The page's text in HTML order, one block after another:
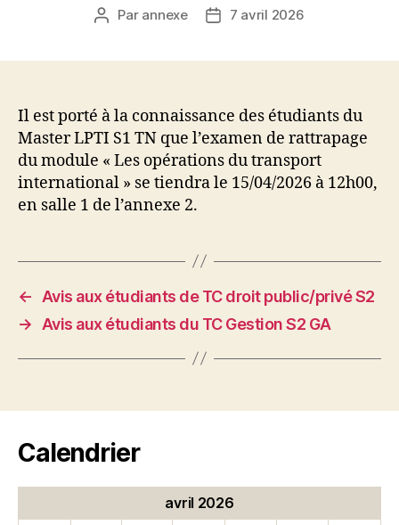
Auteur
Par annexe
Date7 avril 2026
Il est porté à la connaissance des étudiants du
Master LPTI S1 TN que l’examen de rattrapage
du module « Les opérations du transport
international » se tiendra le 15/04/2026 à 12h00,
en salle 1 de l’annexe 2.
←
Avis aux étudiants de TC droit public/privé S2
→
Avis aux étudiants du TC Gestion S2 GA
Calendrier
avril 2026